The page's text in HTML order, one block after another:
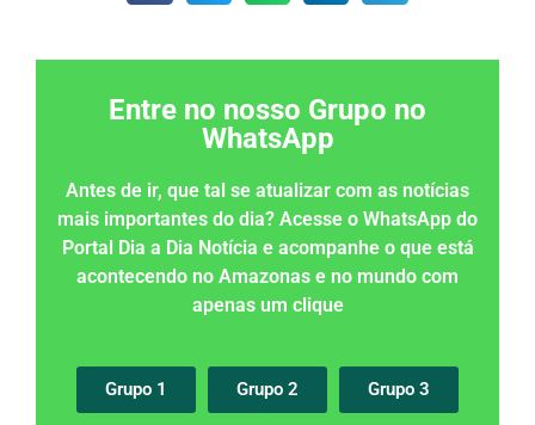
Entre no nosso Grupo no
WhatsApp
Antes de ir, que tal se atualizar com as notícias
mais importantes do dia? Acesse o WhatsApp do
Portal Dia a Dia Notícia e acompanhe o que está
acontecendo no Amazonas e no mundo com
apenas um clique
Grupo 1 Grupo 2 Grupo 3